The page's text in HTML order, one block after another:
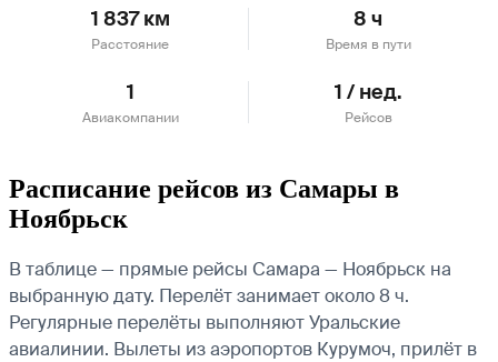
1 837 км
Расстояние
8 ч
Время в пути
1
Авиакомпании
1 / нед.
Рейсов
Расписание рейсов из Самары в
Ноябрьск
В таблице — прямые рейсы Самара — Ноябрьск на
выбранную дату. Перелёт занимает около 8 ч.
Регулярные перелёты выполняют Уральские
авиалинии. Вылеты из аэропортов Курумоч, прилёт в